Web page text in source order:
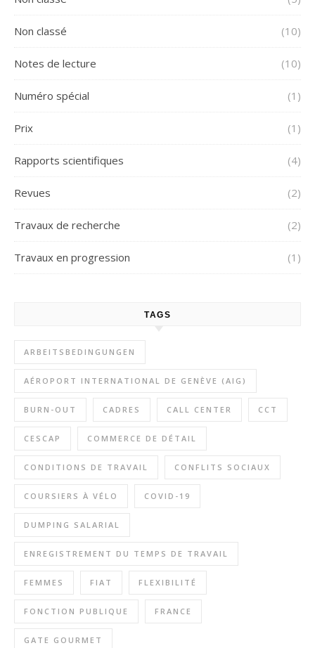
Non classé (10)
Notes de lecture (10)
Numéro spécial (1)
Prix (1)
Rapports scientifiques (4)
Revues (2)
Travaux de recherche (2)
Travaux en progression (1)
TAGS
ARBEITSBEDINGUNGEN
AÉROPORT INTERNATIONAL DE GENÈVE (AIG)
BURN-OUT CADRES CALL CENTER CCT
CESCAP COMMERCE DE DÉTAIL
CONDITIONS DE TRAVAIL CONFLITS SOCIAUX
COURSIERS À VÉLO COVID-19
DUMPING SALARIAL
ENREGISTREMENT DU TEMPS DE TRAVAIL
FEMMES FIAT FLEXIBILITÉ
FONCTION PUBLIQUE FRANCE
GATE GOURMET